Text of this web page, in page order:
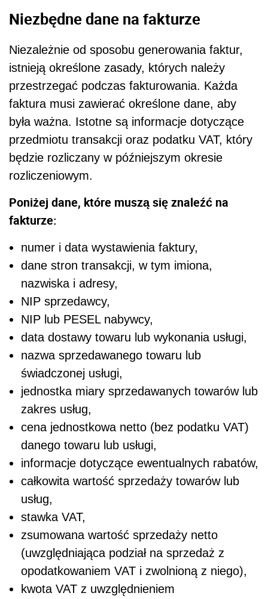
Niezbędne dane na fakturze
Niezależnie od sposobu generowania faktur,
istnieją określone zasady, których należy
przestrzegać podczas fakturowania. Każda
faktura musi zawierać określone dane, aby
była ważna. Istotne są informacje dotyczące
przedmiotu transakcji oraz podatku VAT, który
będzie rozliczany w późniejszym okresie
rozliczeniowym.
Poniżej dane, które muszą się znaleźć na
fakturze:
numer i data wystawienia faktury,
dane stron transakcji, w tym imiona,
nazwiska i adresy,
NIP sprzedawcy,
NIP lub PESEL nabywcy,
data dostawy towaru lub wykonania usługi,
nazwa sprzedawanego towaru lub
świadczonej usługi,
jednostka miary sprzedawanych towarów lub
zakres usług,
cena jednostkowa netto (bez podatku VAT)
danego towaru lub usługi,
informacje dotyczące ewentualnych rabatów,
całkowita wartość sprzedaży towarów lub
usług,
stawka VAT,
zsumowana wartość sprzedaży netto
(uwzględniająca podział na sprzedaż z
opodatkowaniem VAT i zwolnioną z niego),
kwota VAT z uwzględnieniem